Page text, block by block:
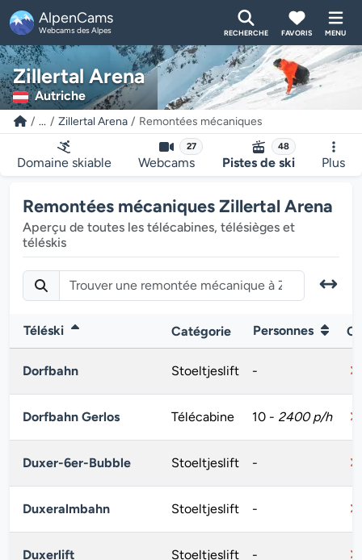
AlpenCams
Webcams des Alpes RECHERCHE FAVORIS MENU
Zillertal Arena
Autriche
... Zillertal Arena Remontées mécaniques
Domaine skiable
27
Webcams
48
Pistes de ski Plus
Remontées mécaniques Zillertal Arena
Aperçu de toutes les télécabines, télésièges et
téléskis
Téléski Catégorie Personnes
Dorfbahn Stoeltjeslift -
Dorfbahn Gerlos Télécabine 10 - 2400 p/h
Duxer-6er-Bubble Stoeltjeslift -
Duxeralmbahn Stoeltjeslift -
Duxerlift Stoeltjeslift -